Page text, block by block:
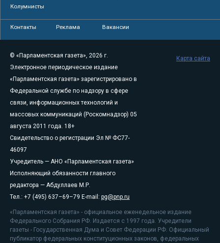
Колумнисты
Контакты Реклама Вакансии
© «Парламентская газета», 2026 г.
Электронное периодическое издание
«Парламентская газета» зарегистрировано в
Федеральной службе по надзору в сфере
связи, информационных технологий и
массовых коммуникаций (Роскомнадзор) 05
августа 2011 года. 18+
Свидетельство о регистрации Эл № ФС77-
46097
Учредитель — АНО «Парламентская газета»
Исполняющий обязанности главного
редактора — Абдуллаев М.Р.
Тел.: +7 (495) 637–69–79 E-mail: pg@pnp.ru
«Парламентская газета» - официальное еженедельное издание
Федерального Собрания РФ. Издается с 1997 года. Учредители
газеты - Государственная Дума и Совет Федерации РФ. Официальный
публикатор федеральных конституционных законов, федеральных
Карта сайта